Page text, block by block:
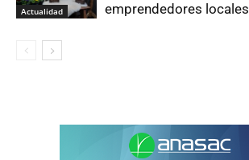
Actualidad
emprendedores locales